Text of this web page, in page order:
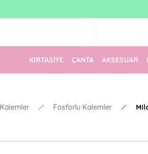
KIRTASİYE ÇANTA AKSESUAR
Kalemler Fosforlu Kalemler